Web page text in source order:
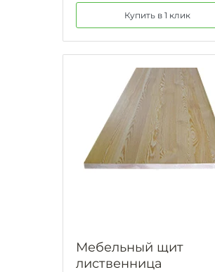
Купить в 1 клик
Мебельный щит
лиственница